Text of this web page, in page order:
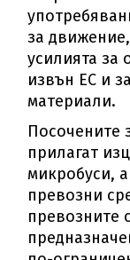
за
усилията за
извън ЕС и
материали.
Посочените
прилагат
микробуси,
превозни
превозните